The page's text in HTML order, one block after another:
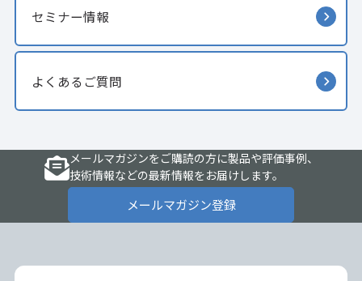
セミナー情報
よくあるご質問
メールマガジンをご購読の方に製品や評価事例、
技術情報などの最新情報をお届けします。
メールマガジン登録